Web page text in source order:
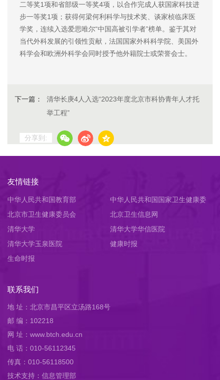
二等奖1项和省部级一等奖4项，以合作完成人获国家科技进
步一等奖1项；获得何梁何利科学与技术奖、谈家桢临床医
学奖，连续入选爱思唯尔“中国高被引学者”榜单。鉴于其对
当代外科发展的引领性贡献，法国国家外科科学院、美国外
科学会和欧洲外科学会同时授予他外籍院士或荣誉会士。
下一篇：
清华长庚4人入选“2023年度北京市科协青年人才托
举工程”
分享到:
友情链接
中华人民共和国教育部
中华人民共和国国家卫生健康委
员会
北京市卫生健康委员会
北京卫生信息网
清华大学
清华大学华信医院
清华大学玉泉医院
健康时报
生命时报
联系我们
地 址：北京市昌平区立汤路168号
邮 编：102218
网 址：www.btch.edu.cn
电 话：010-56112345
传真：010-56118500
技术支持：信息管理部